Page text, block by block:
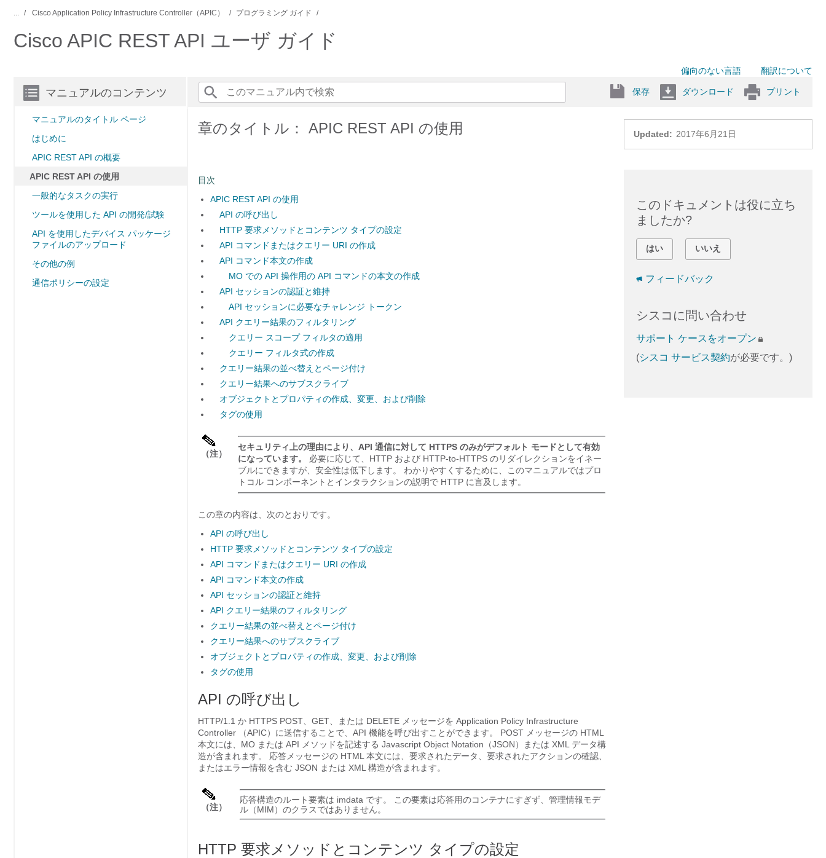
... Cisco Application Policy Infrastructure Controller（APIC） プログラミング ガイド
Cisco APIC REST API ユーザ ガイド
偏向のない言語 翻訳について
マニュアルのコンテンツ
マニュアルのタイトル ページ
はじめに
APIC REST API の概要
APIC REST API の使用
一般的なタスクの実行
ツールを使用した API の開発/試験
API を使用したデバイス パッケージ
ファイルのアップロード
その他の例
通信ポリシーの設定
保存 ダウンロード プリント
Updated: 2017年6月21日
章のタイトル： APIC REST API の使用
目次
APIC REST API の使用
API の呼び出し
HTTP 要求メソッドとコンテンツ タイプの設定
API コマンドまたはクエリー URI の作成
API コマンド本文の作成
MO での API 操作用の API コマンドの本文の作成
API セッションの認証と維持
API セッションに必要なチャレンジ トークン
API クエリー結果のフィルタリング
クエリー スコープ フィルタの適用
クエリー フィルタ式の作成
クエリー結果の並べ替えとページ付け
クエリー結果へのサブスクライブ
オブジェクトとプロパティの作成、変更、および削除
タグの使用
（注）
セキュリティ上の理由により、API 通信に対して HTTPS のみがデフォルト モードとして有効
になっています。
必要に応じて、HTTP および HTTP-to-HTTPS のリダイレクションをイネー
ブルにできますが、安全性は低下します。 わかりやすくするために、このマニュアルではプロ
トコル コンポーネントとインタラクションの説明で HTTP に言及します。
この章の内容は、次のとおりです。
API の呼び出し
HTTP 要求メソッドとコンテンツ タイプの設定
API コマンドまたはクエリー URI の作成
API コマンド本文の作成
API セッションの認証と維持
API クエリー結果のフィルタリング
クエリー結果の並べ替えとページ付け
クエリー結果へのサブスクライブ
オブジェクトとプロパティの作成、変更、および削除
タグの使用
API の呼び出し
HTTP/1.1 か HTTPS POST、GET、または DELETE メッセージを Application Policy Infrastructure
Controller （APIC）に送信することで、API 機能を呼び出すことができます。 POST メッセージの HTML
本文には、MO または API メソッドを記述する Javascript Object Notation（JSON）または XML データ構
造が含まれます。 応答メッセージの HTML 本文には、要求されたデータ、要求されたアクションの確認、
またはエラー情報を含む JSON または XML 構造が含まれます。
（注）
応答構造のルート要素は imdata です。 この要素は応答用のコンテナにすぎず、管理情報モデ
ル（MIM）のクラスではありません。
HTTP 要求メソッドとコンテンツ タイプの設定
このドキュメントは役に立ち
ましたか?
はい いいえ
フィードバック
シスコに問い合わせ
サポート ケースをオープン
(シスコ サービス契約が必要です。)